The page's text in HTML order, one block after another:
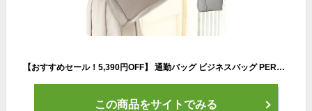
【おすすめセール！5,390円OFF】 通勤バッグ ビジネスバッグ PERENNE ペレンネ 20189 送料無料 トートバッグ a4 ビジネストート レディース レディースバッグ バッグ ショルダーバッグ 鞄 通勤 リクルート パソコン OL アフィリエイト
この商品をサイトでみる